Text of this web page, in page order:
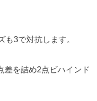
3で対抗します。
差を詰め2点ビハインド